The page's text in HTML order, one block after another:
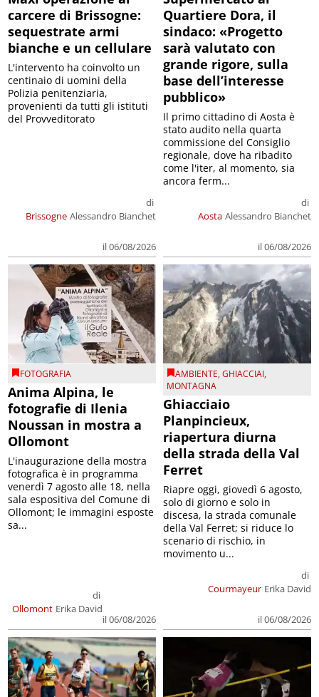
carcere di Brissogne:
sequestrate armi
bianche e un cellulare
Brissogne
di
Alessandro Bianchet
il 06/08/2026
L'intervento ha coinvolto un
centinaio di uomini della
Polizia penitenziaria,
provenienti da tutti gli istituti
del Provveditorato
Quartiere Dora, il
sindaco: «Progetto
sarà valutato con
grande rigore, sulla
base dell’interesse
pubblico»
Aosta
di
Alessandro Bianchet
il 06/08/2026
Il primo cittadino di Aosta è
stato audito nella quarta
commissione del Consiglio
regionale, dove ha ribadito
come l'iter, al momento, sia
ancora ferm...
FOTOGRAFIA
Anima Alpina, le
fotografie di Ilenia
Noussan in mostra a
Ollomont
Ollomont
di
Erika David
il 06/08/2026
L'inaugurazione della mostra
fotografica è in programma
venerdì 7 agosto alle 18, nella
sala espositiva del Comune di
Ollomont; le immagini esposte
sa...
AMBIENTE,GHIACCIAI,
MONTAGNA
Ghiacciaio
Planpincieux,
riapertura diurna
della strada della Val
Ferret
Courmayeur
di
Erika David
il 06/08/2026
Riapre oggi, giovedì 6 agosto,
solo di giorno e solo in
discesa, la strada comunale
della Val Ferret; si riduce lo
scenario di rischio, in
movimento u...